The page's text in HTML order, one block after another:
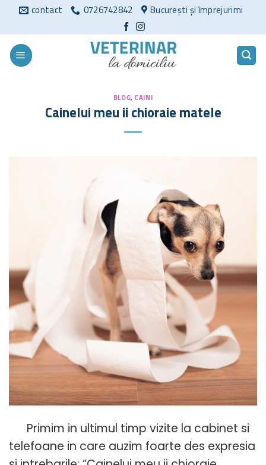
conținut
contact 0726742842 București și împrejurimi
BLOG, CAINI
Cainelui meu ii chioraie matele
Primim in ultimul timp vizite la cabinet si
telefoane in care auzim foarte des expresia